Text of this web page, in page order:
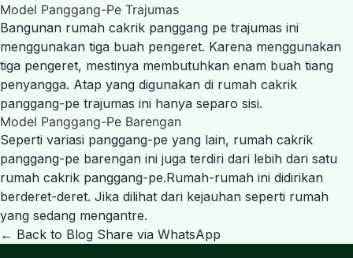
Model Panggang-Pe Trajumas
Bangunan rumah cakrik panggang pe trajumas ini
menggunakan tiga buah pengeret. Karena menggunakan
tiga pengeret, mestinya membutuhkan enam buah tiang
penyangga. Atap yang digunakan di rumah cakrik
panggang-pe trajumas ini hanya separo sisi.
Model Panggang-Pe Barengan
Seperti variasi panggang-pe yang lain, rumah cakrik
panggang-pe barengan ini juga terdiri dari lebih dari satu
rumah cakrik panggang-pe.Rumah-rumah ini didirikan
berderet-deret. Jika dilihat dari kejauhan seperti rumah
yang sedang mengantre.
← Back to Blog Share via WhatsApp